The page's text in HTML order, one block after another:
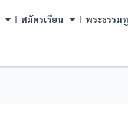
สมัครเรียน พระธรรม